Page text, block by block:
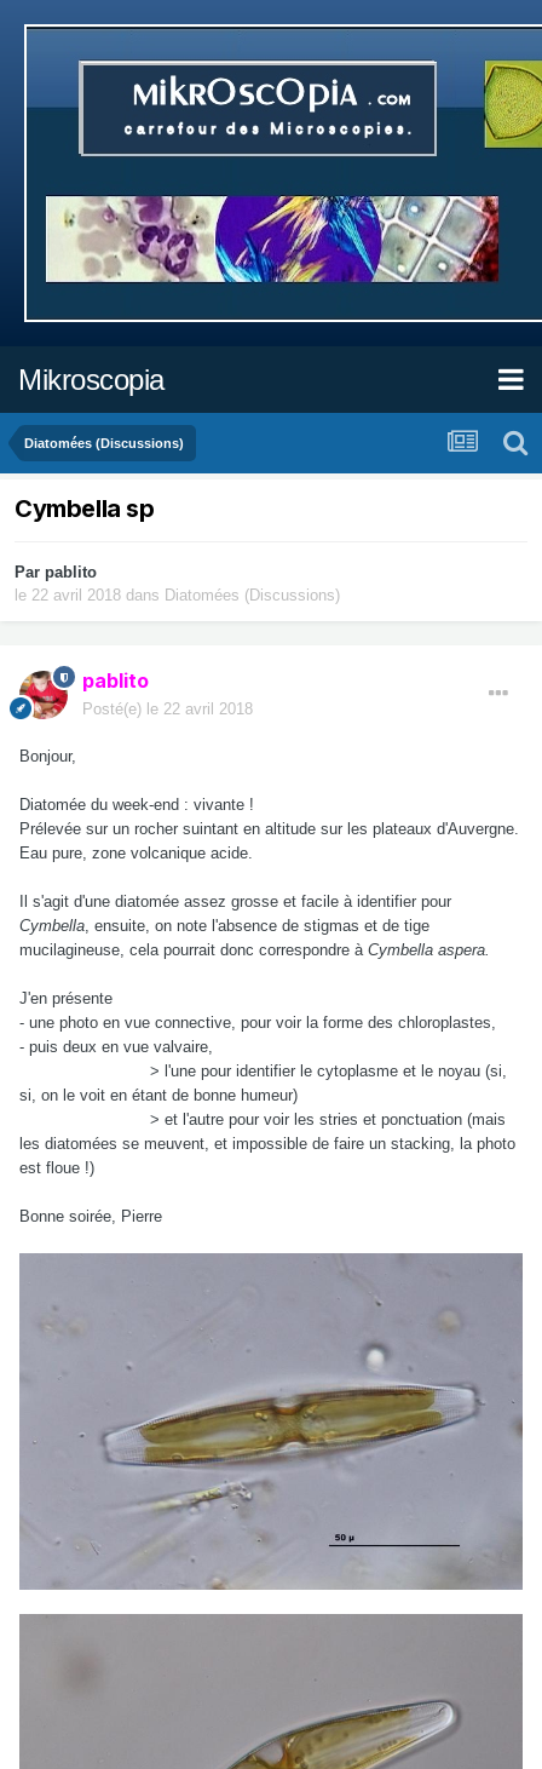
Mikroscopia
Diatomées (Discussions)
Cymbella sp
Par pablito
le 22 avril 2018 dans Diatomées (Discussions)
pablito
Posté(e) le 22 avril 2018
Bonjour,
Diatomée du week-end : vivante !
Prélevée sur un rocher suintant en altitude sur les plateaux d'Auvergne.
Eau pure, zone volcanique acide.
Il s'agit d'une diatomée assez grosse et facile à identifier pour
Cymbella, ensuite, on note l'absence de stigmas et de tige
mucilagineuse, cela pourrait donc correspondre à Cymbella aspera.
J'en présente
- une photo en vue connective, pour voir la forme des chloroplastes,
- puis deux en vue valvaire,
> l'une pour identifier le cytoplasme et le noyau (si,
si, on le voit en étant de bonne humeur)
> et l'autre pour voir les stries et ponctuation (mais
les diatomées se meuvent, et impossible de faire un stacking, la photo
est floue !)
Bonne soirée, Pierre